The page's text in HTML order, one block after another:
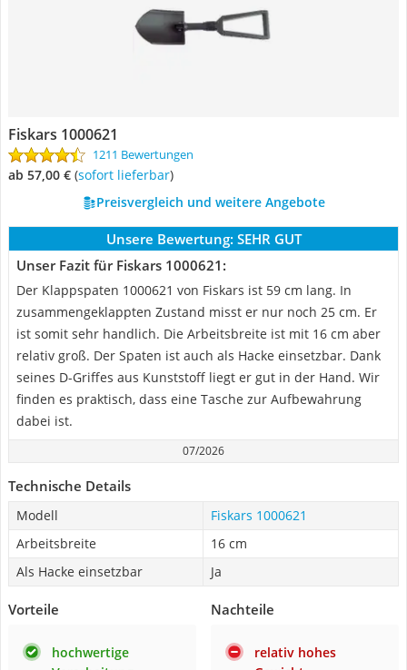
Fiskars 1000621
1211 Bewertungen
ab 57,00 € ( Sofort lieferbar)
Preisvergleich und weitere Angebote
Unsere Bewertung: SEHR GUT
Unser Fazit für Fiskars 1000621:
Der Klappspaten 1000621 von Fiskars ist 59 cm lang. In
zusammengeklappten Zustand misst er nur noch 25 cm. Er
ist somit sehr handlich. Die Arbeitsbreite ist mit 16 cm aber
relativ groß. Der Spaten ist auch als Hacke einsetzbar. Dank
seines D-Griffes aus Kunststoff liegt er gut in der Hand. Wir
finden es praktisch, dass eine Tasche zur Aufbewahrung
dabei ist.
07/2026
Technische Details
Modell
Fiskars 1000621
Arbeitsbreite
16 cm
Als Hacke einsetzbar
Ja
Vorteile
hochwertige
Nachteile
relativ hohes